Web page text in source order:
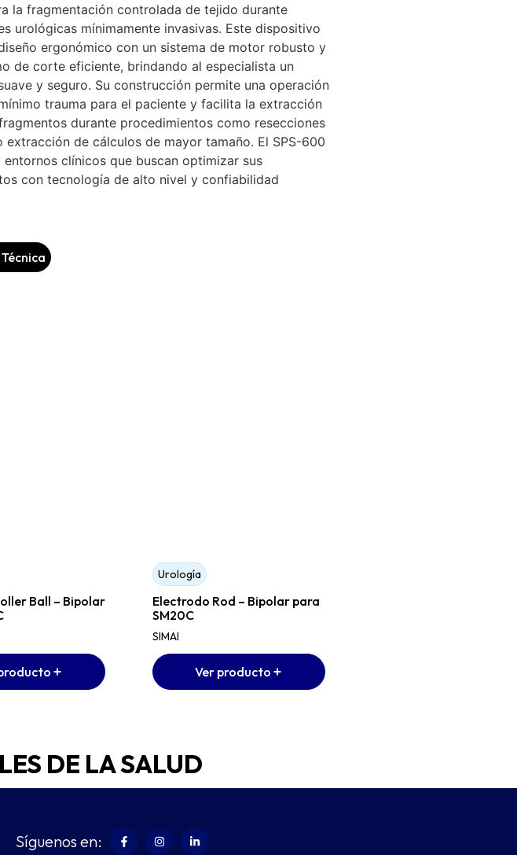
la fragmentación controlada de tejido durante
urológicas mínimamente invasivas. Este dispositivo
ergonómico con un sistema de motor robusto y
de corte eficiente, brindando al especialista un
y seguro. Su construcción permite una operación
trauma para el paciente y facilita la extracción
durante procedimientos como resecciones
extracción de cálculos de mayor tamaño. El SPS-600
entornos clínicos que buscan optimizar sus
con tecnología de alto nivel y confiabilidad
Ball – Bipolar
Urología
Electrodo Rod – Bipolar para
SM20C
SIMAI
Ver producto
DE LA SALUD
Síguenos en: